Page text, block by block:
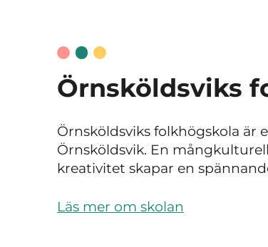
Örnsköldsviks
Örnsköldsviks folkhögskola är
Örnsköldsvik. En
kreativitet skapar en
Läs mer om skolan